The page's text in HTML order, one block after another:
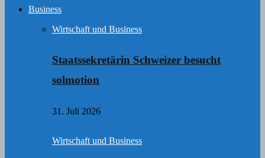
Business
Wirtschaft und Business
Staatssekretärin Schweizer besucht
solmotion
31. Juli 2026
Wirtschaft und Business